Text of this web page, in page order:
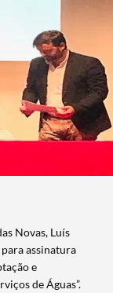
Novas, Luís
assinatura
e
de Águas”.